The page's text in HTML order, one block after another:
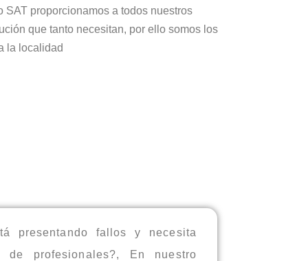
SAT proporcionamos a todos nuestros
que tanto necesitan, por ello somos los
la localidad
presentando fallos y necesita
profesionales?, En nuestro